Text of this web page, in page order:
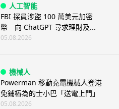
人工智能
FBI 探員涉盜 100 萬美元加密
幣 向 ChatGPT 尋求理財及...
05.08.2026
機械人
Powerman 移動充電機械人登港
免鋪樁為的士小巴「送電上門」
05.08.2026